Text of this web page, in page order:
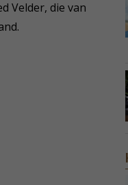
Velder, die van